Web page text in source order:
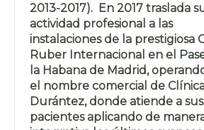
2013-2017). En 2017 traslada
actividad profesional a las
instalaciones de la prestigiosa
Ruber Internacional en el
la Habana de Madrid,
el nombre comercial de
Durántez, donde atiende a sus
pacientes aplicando de